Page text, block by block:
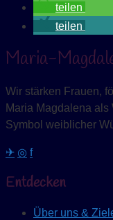
teilen
teilen
Maria-
Wir stärken Frauen,
Maria Magdalena
Symbol weiblicher
✈ ◎ f
Entdecken
Über uns &